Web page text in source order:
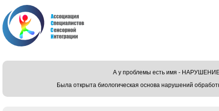
А у проблемы есть имя -
Была открыта биологическая основа нарушений